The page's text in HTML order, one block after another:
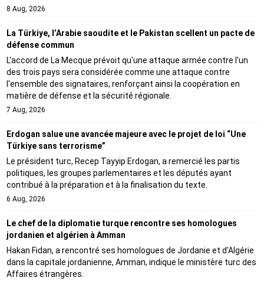
8 Aug, 2026
La Türkiye, l’Arabie saoudite et le Pakistan scellent un pacte de
défense commun
L'accord de La Mecque prévoit qu'une attaque armée contre l'un
des trois pays sera considérée comme une attaque contre
l'ensemble des signataires, renforçant ainsi la coopération en
matière de défense et la sécurité régionale.
7 Aug, 2026
Erdogan salue une avancée majeure avec le projet de loi “Une
Türkiye sans terrorisme”
Le président turc, Recep Tayyip Erdogan, a remercié les partis
politiques, les groupes parlementaires et les députés ayant
contribué à la préparation et à la finalisation du texte.
6 Aug, 2026
Le chef de la diplomatie turque rencontre ses homologues
jordanien et algérien à Amman
Hakan Fidan, a rencontré ses homologues de Jordanie et d'Algérie
dans la capitale jordanienne, Amman, indique le ministère turc des
Affaires étrangères.